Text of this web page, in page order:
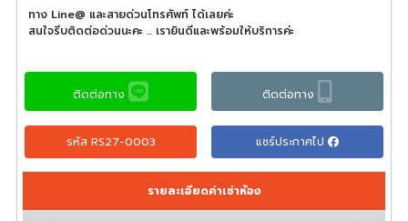
ทาง Line@ และสายด่วนโทรศัพท์ ได้เลยค่ะ
สนใจรีบติดต่อด่วนนะคะ ... เรายินดีและพร้อมให้บริการค่ะ
ติดต่อทาง ติดต่อทาง
รหัส RS27-0003 แชร์ประกาศไป
รายละเอียดค่าเช่าห้อง